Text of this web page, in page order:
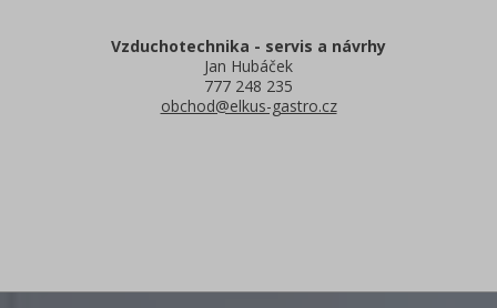
Vzduchotechnika - servis a návrhy
Jan Hubáček
777 248 235
obchod@elkus-gastro.cz